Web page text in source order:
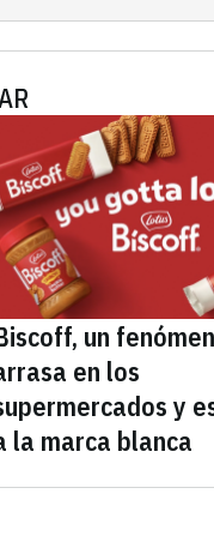
un
en los
y
la marca blanca